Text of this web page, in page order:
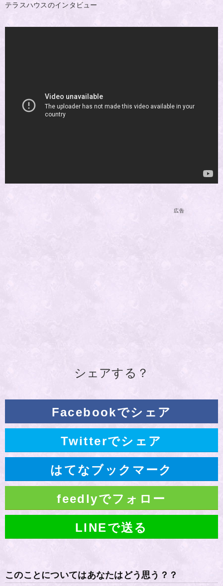
テラスハウスのインタビュー
広告
シェアする？
Facebookでシェア
Twitterでシェア
はてなブックマーク
feedlyでフォロー
LINEで送る
このことについてはあなたはどう思う？？